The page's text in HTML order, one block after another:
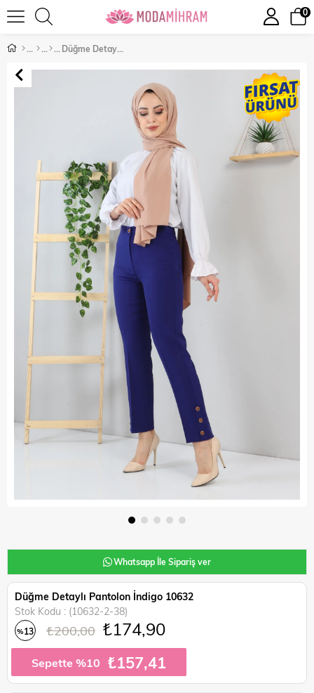
0
Düğme Detaylı Pantolon İndigo 10632
Whatsapp İle Sipariş ver
Düğme Detaylı Pantolon İndigo 10632
Stok Kodu
(10632-2-38)
%13 ₺200,00 ₺174,90
Sepette %10 ₺157,41